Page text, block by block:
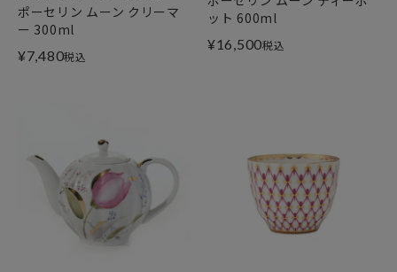
ポーセリン ムーン クリーマ
ー 300ml
¥7,480税込
ット 600ml
¥16,500税込